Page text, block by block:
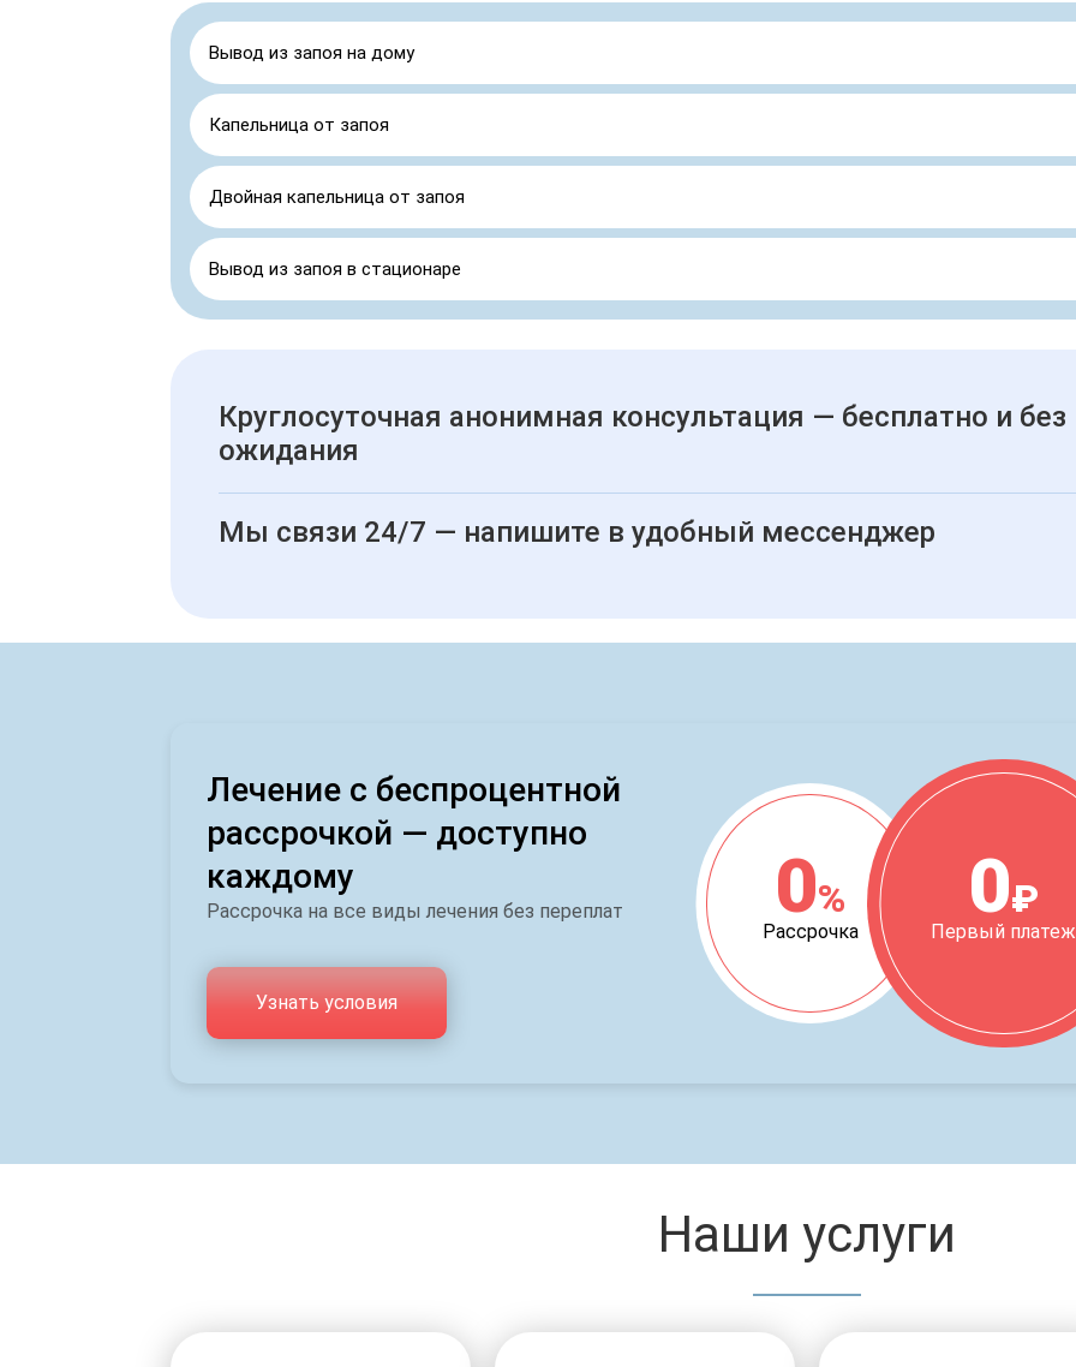
Вывод из запоя на дому
Капельница от запоя
Двойная капельница от запоя
Вывод из запоя в стационаре
Круглосуточная анонимная консультация — бесплатно и без
ожидания
Мы связи 24/7 — напишите в удобный мессенджер
Лечение с беспроцентной
рассрочкой — доступно
каждому
Рассрочка на все виды лечения без переплат 0%
Рассрочка
0₽
Первый платеж
Узнать условия
Наши услуги